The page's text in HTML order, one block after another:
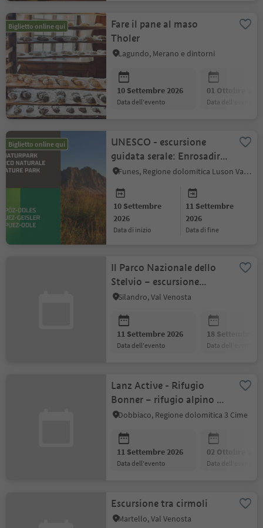
Biglietto online qui
Fare il pane al maso
Tholer
Lagundo, Merano e dintorni
10 Settembre 2026
data dell'evento
01 Ottobre 2026
data dell'evento
Biglietto online qui
UNESCO - escursione
guidata serale: Enrosadira
e chiaro di luna
Funes, Regione dolomitica Luson Val di Funes
10 Settembre
2026
data di inizio
11 Settembre
2026
data di fine
Il Parco Nazionale dello
Stelvio – escursione
guidata
Silandro, Val Venosta
11 Settembre 2026
data dell'evento
18 Settembre
data dell'evento
Lanz Active - Rifugio
Bonner – rifugio alpino ai
piedi del Monte
Dobbiaco, Regione dolomitica 3 Cime
11 Settembre 2026
data dell'evento
02 Ottobre 2026
data dell'evento
Escursione tra cirmoli
Martello, Val Venosta